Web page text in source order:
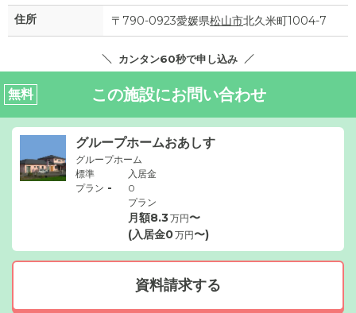
住所 〒790-0923愛媛県松山市北久米町1004-7
カンタン60秒で申し込み
無料 この施設にお問い合わせ
グループホームおあしす
グループホーム
標準
プラン -
入居金
0
プラン
月額8.3万円〜
(入居金0万円〜)
資料請求する